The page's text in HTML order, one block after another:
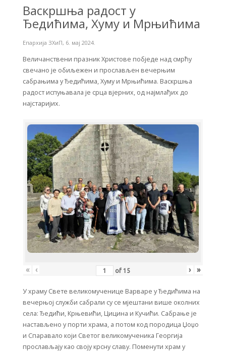
Васкршња радост у
Ђедићима, Хуму и Мрњићима
Епархија ЗХиП, 6. мај 2024.
Величанствени празник Христове побједе над смрћу
свечано је обиљежен и прослављен вечерњим
сабрањима у Ђедићима, Хуму и Мрњићима. Васкршња
радост испуњавала је срца вјерних, од најмлађих до
најстаријих.
« ‹ of 15 › »
У храму Свете великомученице Варваре у Ђедићима на
вечерњој служби сабрали су се мјештани више околних
села: Ђедићи, Крњевићи, Цицина и Кучићи. Сабрање је
настављено у порти храма, а потом код породица Џоџо
и Спаравало који Светог великомученика Георгија
прослављају као своју крсну славу. Поменути храм у